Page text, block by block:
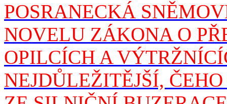
POSRANECKÁ
NOVELU ZÁKONA O
OPILCÍCH A
NEJDŮLEŽITĚJŠÍ,